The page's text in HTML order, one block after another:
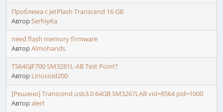
Проблема с JetPlash Transcend 16 GB
АвторSerhiyKa
need flash memory firmware
АвторAlmohands
TS64GJF700 SM3281L-AB Test Point?
Автор Linuxoid200
[Решено] Transcend usb3.0 64GB SM3267LAB vid=8564 pid=1000
Авторalert